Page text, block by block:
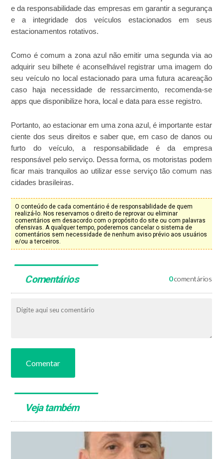
e da responsabilidade das empresas em garantir a segurança
e a integridade dos veículos estacionados em seus
estacionamentos rotativos.
Como é comum a zona azul não emitir uma segunda via ao
adquirir seu bilhete é aconselhável registrar uma imagem do
seu veículo no local estacionado para uma futura acareação
caso haja necessidade de ressarcimento, recomenda-se
apps que disponibilize hora, local e data para esse registro.
Portanto, ao estacionar em uma zona azul, é importante estar
ciente dos seus direitos e saber que, em caso de danos ou
furto do veículo, a responsabilidade é da empresa
responsável pelo serviço. Dessa forma, os motoristas podem
ficar mais tranquilos ao utilizar esse serviço tão comum nas
cidades brasileiras.
O conteúdo de cada comentário é de responsabilidade de quem
realizá-lo. Nos reservamos o direito de reprovar ou eliminar
comentários em desacordo com o propósito do site ou com palavras
ofensivas. A qualquer tempo, poderemos cancelar o sistema de
comentários sem necessidade de nenhum aviso prévio aos usuários
e/ou a terceiros.
Comentários 0comentários
Comentar
Veja também